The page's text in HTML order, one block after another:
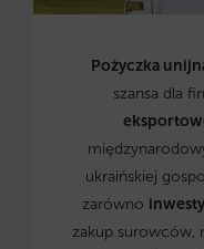
Pożyczka
szansa dla
ukraińskiej
zarówno
zakup surowców,